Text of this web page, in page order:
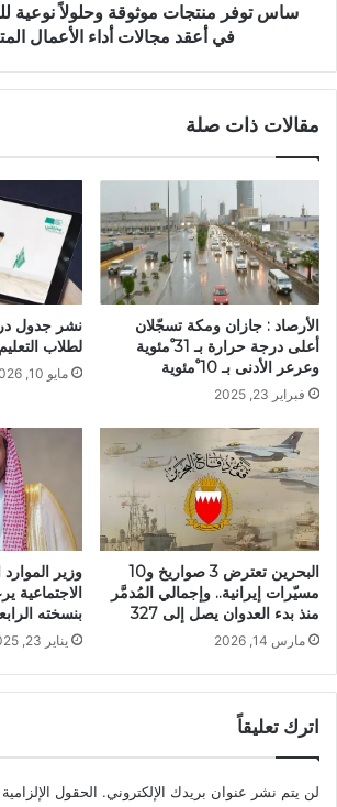
ساس توفر منتجات موثوقة وحلولاً نوعية
في أعقد مجالات أداء الأعمال
مقالات ذات صلة
الأرصاد : جازان ومكة تسجّلان
أعلى درجة حرارة بـ 31 ْمئوية
وعرعر الأدنى بـ 10 ْمئوية
فبراير 23, 2025
لطلاب
مايو 10, 2026
البحرين تعترض 3 صواريخ و10
مسيّرات إيرانية.. وإجمالي المُدمَّر
منذ بدء العدوان يصل إلى 327
مارس 14, 2026
وزير الموارد
الاجتماعية
بنسخته
يناير 23, 2025
اترك تعليقاً
لن يتم نشر عنوان بريدك الإلكتروني. الحقول